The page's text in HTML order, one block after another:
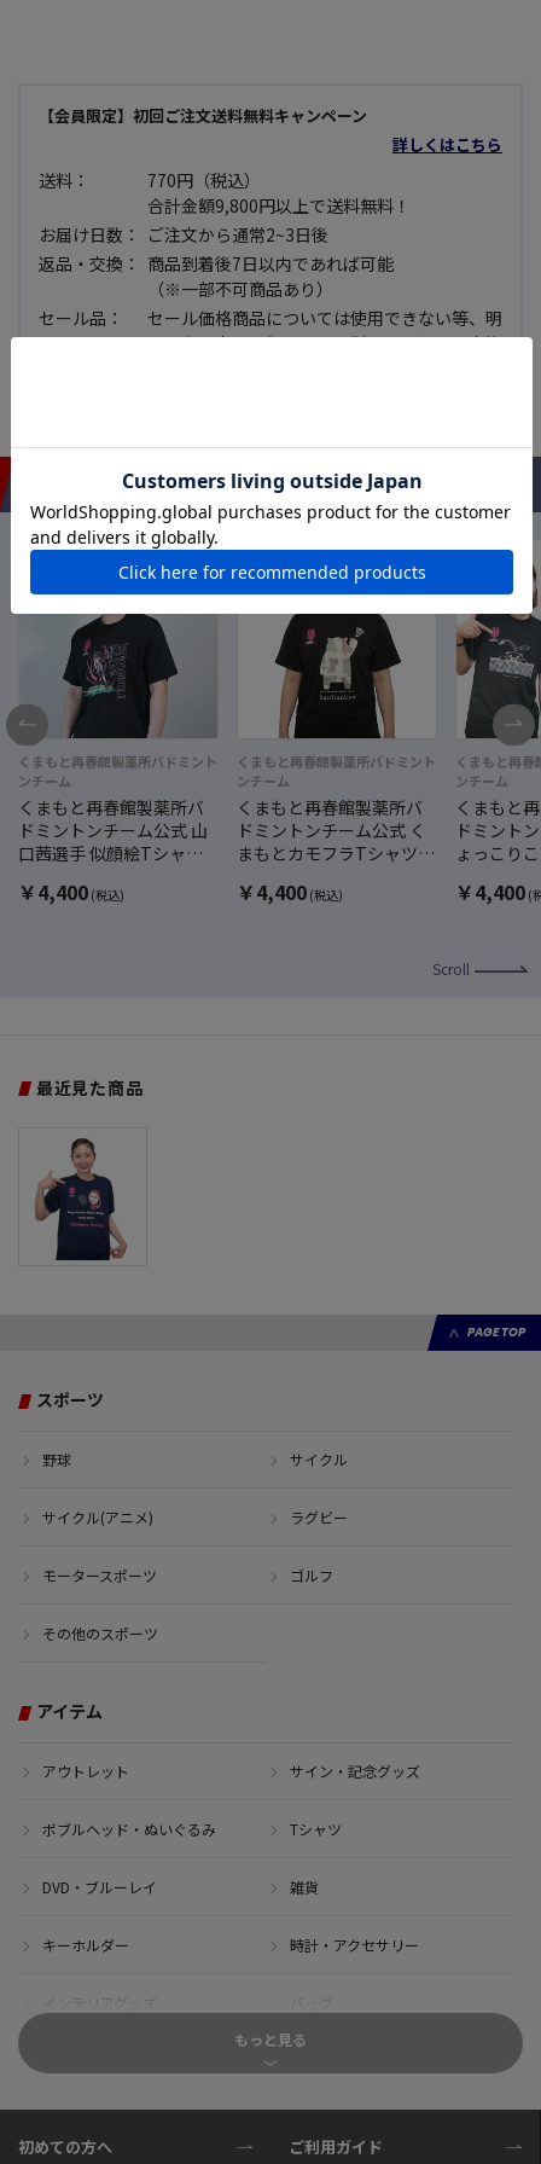
【会員限定】初回ご注文送料無料キャンペーン
詳しくはこちら
送料：
770円（税込）
合計金額9,800円以上で送料無料！
お届け日数：
ご注文から通常2~3日後
返品・交換：
商品到着後7日以内であれば可能
（※一部不可商品あり）
セール品：
セール価格商品については使用できない等、明
らかな不良品で無い限り原則として返品・交換
おすすめアイテム
くまもと再春館製薬所バドミント
ンチーム
くまもと再春館製薬所バ
ドミントンチーム公式 山
口茜選手 似顔絵Tシャツ
￥4,400 (税込)
くまもと再春館製薬所バドミント
ンチーム
くまもと再春館製薬所バ
ドミントンチーム公式 く
まもとカモフラTシャツ
￥4,400 (税込)
くまもと再
ンチーム
くまもと
ドミント
ょっこり
￥4,400 (
Scroll
最近見た商品
PAGE TOP
スポーツ
野球 サイクル
サイクル(アニメ) ラグビー
モータースポーツ ゴルフ
その他のスポーツ
アイテム
アウトレット サイン・記念グッズ
ボブルヘッド・ぬいぐるみ Tシャツ
DVD・ブルーレイ 雑貨
キーホルダー 時計・アクセサリー
インテリアグッズ
もっと見る
初めての方へ ご利用ガイド